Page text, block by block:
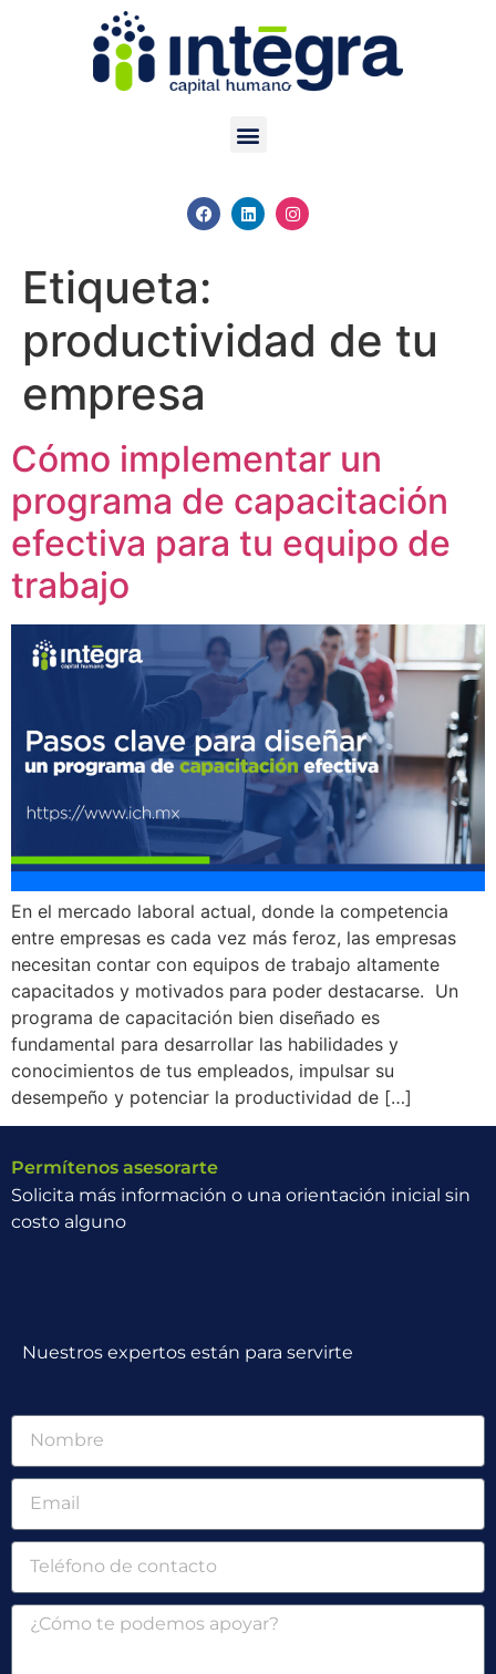
Etiqueta:
productividad de tu
empresa
Cómo implementar un
programa de capacitación
efectiva para tu equipo de
trabajo
En el mercado laboral actual, donde la competencia
entre empresas es cada vez más feroz, las empresas
necesitan contar con equipos de trabajo altamente
capacitados y motivados para poder destacarse. Un
programa de capacitación bien diseñado es
fundamental para desarrollar las habilidades y
conocimientos de tus empleados, impulsar su
desempeño y potenciar la productividad de […]
Permítenos asesorarte
Solicita más información o una orientación inicial sin
costo alguno
Nuestros expertos están para servirte